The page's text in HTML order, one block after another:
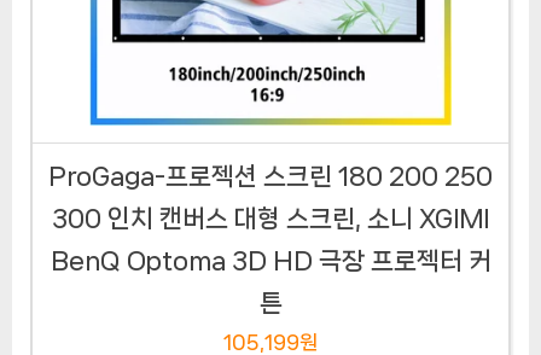
ProGaga-프로젝션 스크린 180 200 250
300 인치 캔버스 대형 스크린, 소니 XGIMI
BenQ Optoma 3D HD 극장 프로젝터 커
튼
105,199원